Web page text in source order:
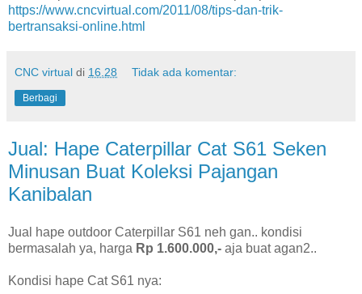
https://www.cncvirtual.com/2011/08/tips-dan-trik-
bertransaksi-online.html
CNC virtual di 16.28 Tidak ada komentar:
Berbagi
Jual: Hape Caterpillar Cat S61 Seken
Minusan Buat Koleksi Pajangan
Kanibalan
Jual hape outdoor Caterpillar S61 neh gan.. kondisi
bermasalah ya, harga Rp 1.600.000,- aja buat agan2..
Kondisi hape Cat S61 nya: